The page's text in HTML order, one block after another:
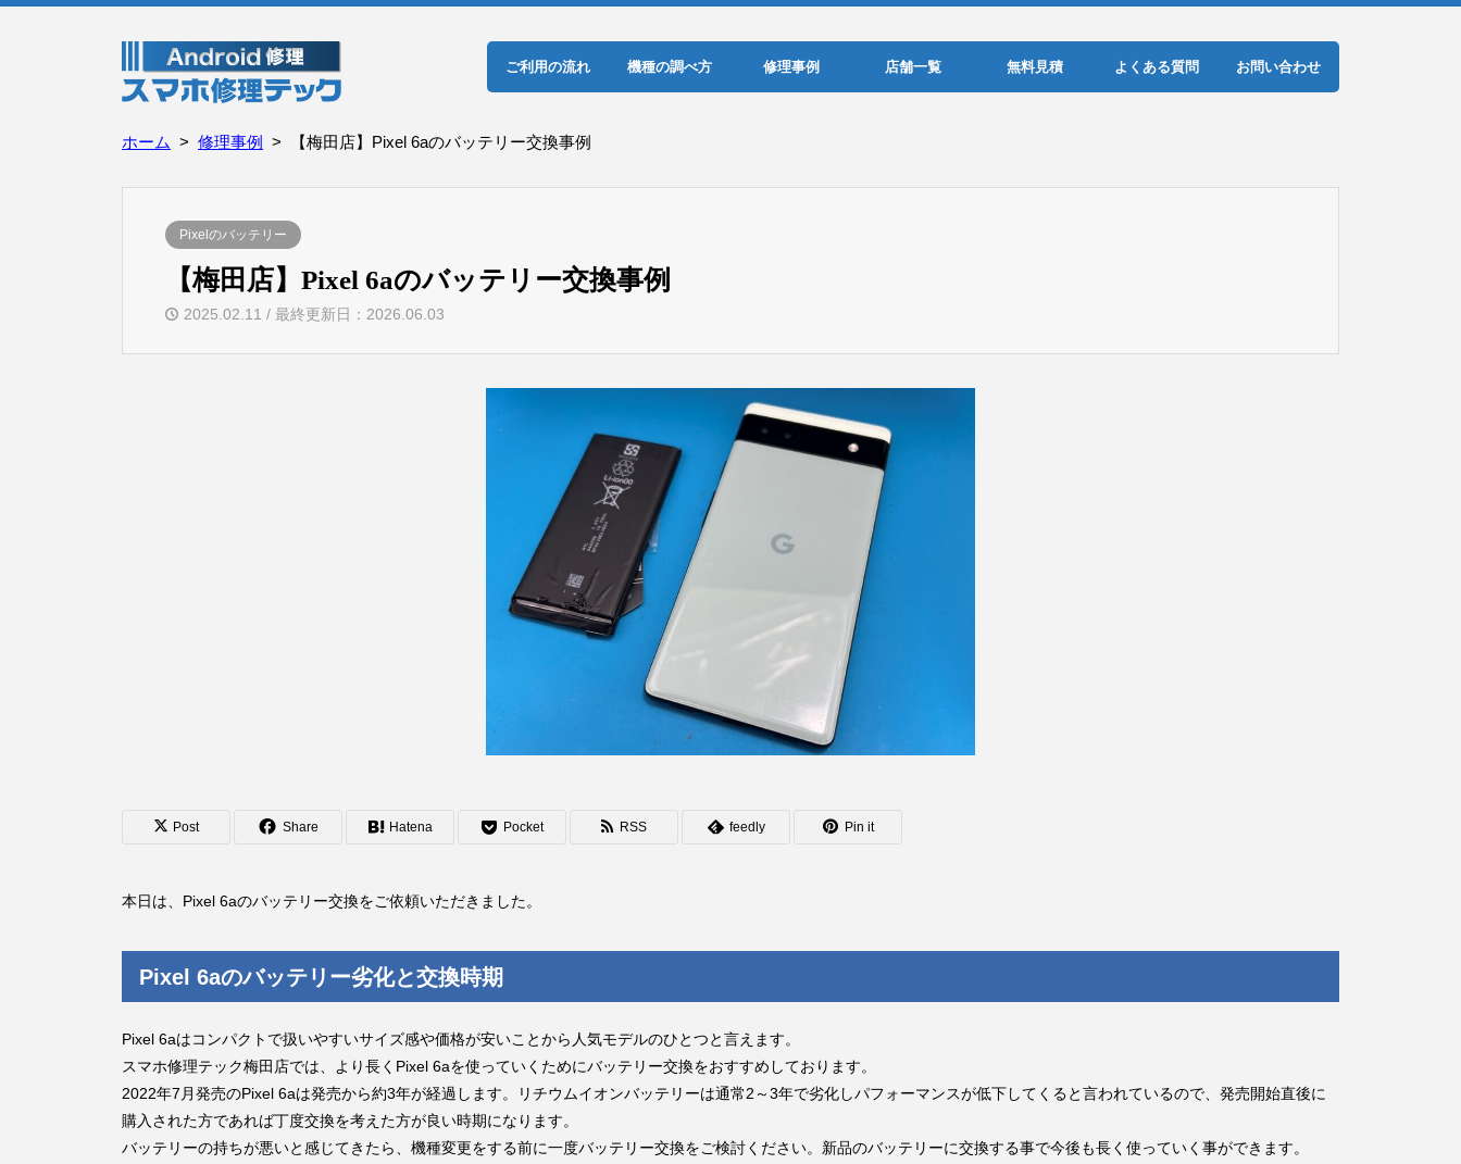
ご利用の流れ 機種の調べ方 修理事例 店舗一覧 無料見積 よくある質問 お問い合わせ
ホーム 修理事例 【梅田店】Pixel 6aのバッテリー交換事例
Pixelのバッテリー
【梅田店】Pixel 6aのバッテリー交換事例
2025.02.11 / 最終更新日：2026.06.03
Post Share Hatena Pocket RSS feedly Pin it
本日は、Pixel 6aのバッテリー交換をご依頼いただきました。
Pixel 6aのバッテリー劣化と交換時期
Pixel 6aはコンパクトで扱いやすいサイズ感や価格が安いことから人気モデルのひとつと言えます。
スマホ修理テック梅田店では、より長くPixel 6aを使っていくためにバッテリー交換をおすすめしております。
2022年7月発売のPixel 6aは発売から約3年が経過します。リチウムイオンバッテリーは通常2～3年で劣化しパフォーマンスが低下してくると言われているので、発売開始直後に
購入された方であれば丁度交換を考えた方が良い時期になります。
バッテリーの持ちが悪いと感じてきたら、機種変更をする前に一度バッテリー交換をご検討ください。新品のバッテリーに交換する事で今後も長く使っていく事ができます。